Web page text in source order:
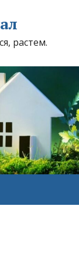
растем.